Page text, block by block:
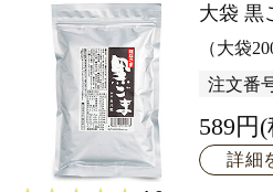
大袋 黒
（大袋
注文番
589円
詳細